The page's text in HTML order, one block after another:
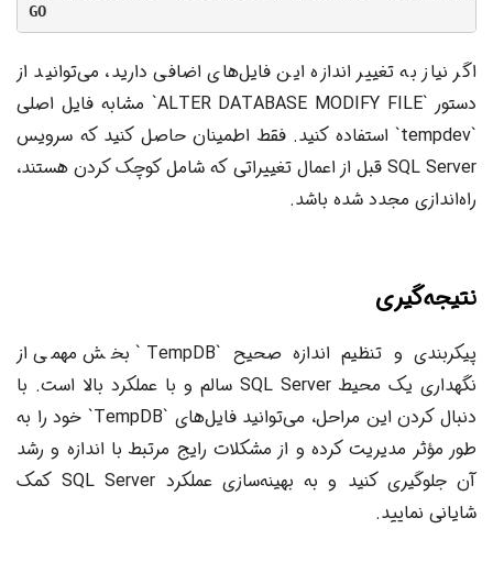
GO
اگر نیاز به تغییر اندازه این فایل‌های اضافی دارید، می‌توانید از
دستور `ALTER DATABASE MODIFY FILE` مشابه فایل اصلی
`tempdev` استفاده کنید. فقط اطمینان حاصل کنید که سرویس
SQL Server قبل از اعمال تغییراتی که شامل کوچک کردن هستند،
راه‌اندازی مجدد شده باشد.
نتیجه‌گیری
پیکربندی و تنظیم اندازه صحیح `TempDB` بخش مهمی از
نگهداری یک محیط SQL Server سالم و با عملکرد بالا است. با
دنبال کردن این مراحل، می‌توانید فایل‌های `TempDB` خود را به
طور مؤثر مدیریت کرده و از مشکلات رایج مرتبط با اندازه و رشد
آن جلوگیری کنید و به بهینه‌سازی عملکرد SQL Server کمک
شایانی نمایید.